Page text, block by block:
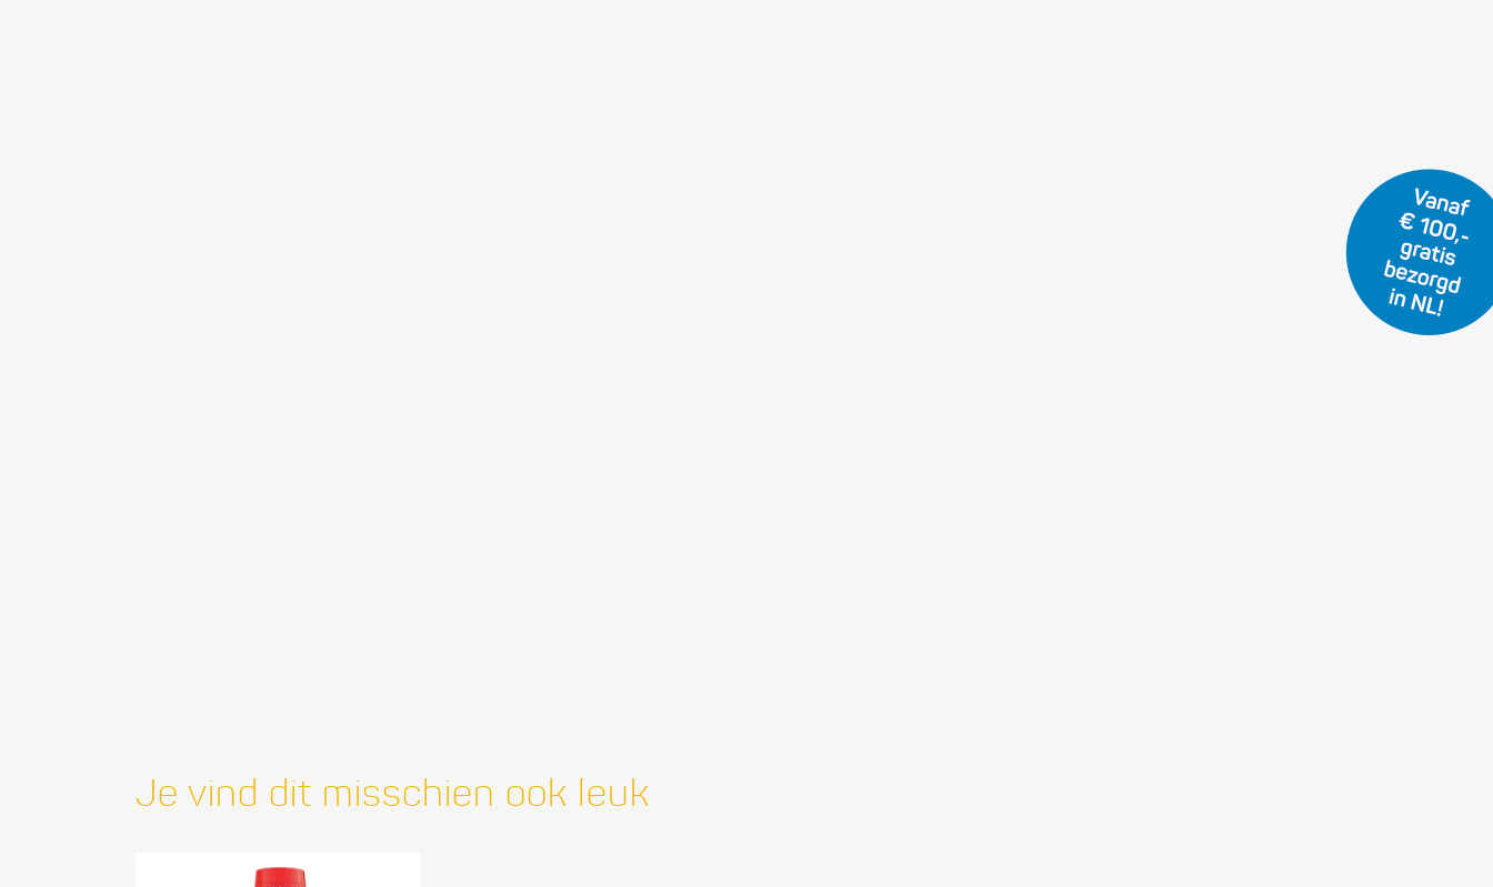
Je vind dit misschien ook leuk